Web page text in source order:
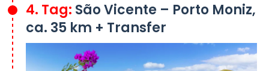
4. Tag: São Vicente – Porto Moniz,
ca. 35 km + Transfer